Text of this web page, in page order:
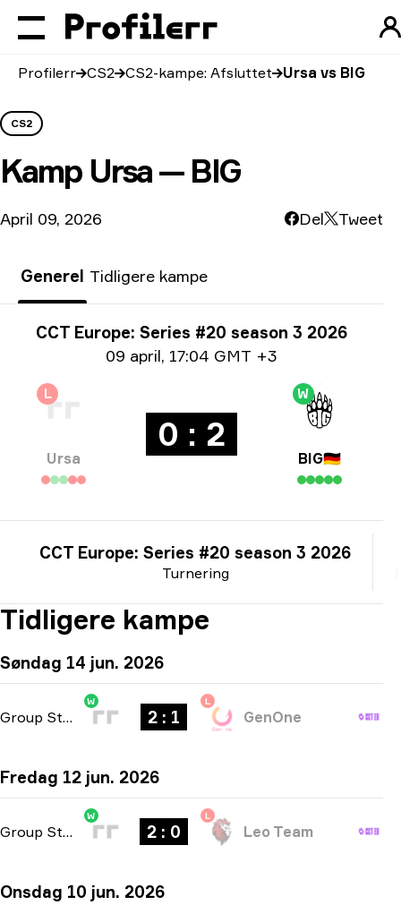
Profilerr CS2 CS2-kampe: Afsluttet Ursa vs BIG
CS2
Kamp Ursa — BIG
April 09, 2026 Del Tweet
Generel Tidligere kampe
Turneringsoplysninger
CCT Europe: Series #20 season 3 2026
Datoinformation09 april, 17:04 GMT +3
L
Ursa
0 : 2
W
BIG🇩🇪
Turnering
CCT Europe: Series #20 season 3 2026
Tidligere kampe
Søndag 14 jun. 2026
Group Stage -bo3
W
2 : 1
L
GenOne
Fredag 12 jun. 2026
Group Stage -bo3
W
2 : 0
L
Leo Team
Onsdag 10 jun. 2026